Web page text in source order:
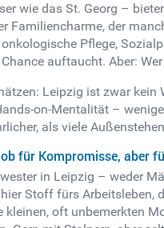
wie das St. Georg –
Familiencharme, der
Pflege,
auftaucht. Aber:
Leipzig ist zwar
on-Mentalität –
als viele
für Kompromisse, aber
in Leipzig – weder
Stoff fürs Arbeitsleben,
kleinen, oft unbemerkten